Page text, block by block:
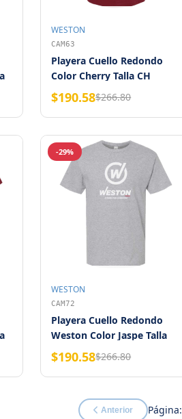
WESTON
CAM63
Playera Cuello Redondo
Color Cherry Talla CH
Weston
$190.58$266.80
-29%
WESTON
CAM72
Playera Cuello Redondo
Weston Color Jaspe Talla
2XG
$190.58$266.80
Anterior Página: